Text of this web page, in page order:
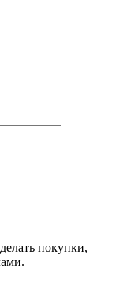
покупки,